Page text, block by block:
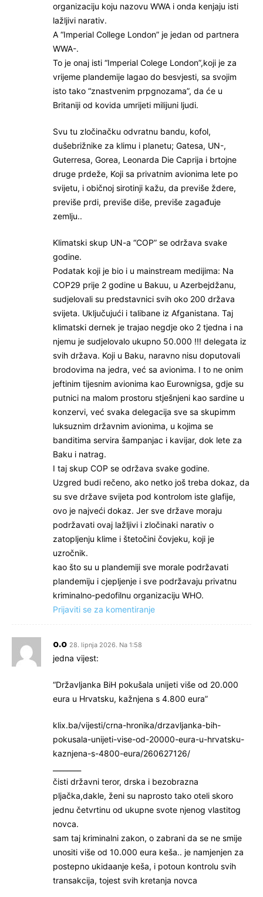
organizaciju koju nazovu WWA i onda kenjaju isti
lažljivi narativ.
A “Imperial College London” je jedan od partnera
WWA-.
To je onaj isti “Imperial Colege London”,koji je za
vrijeme plandemije lagao do besvjesti, sa svojim
isto tako “znastvenim prpgnozama”, da će u
Britaniji od kovida umrijeti milijuni ljudi.
Svu tu zločinačku odvratnu bandu, kofol,
dušebrižnike za klimu i planetu; Gatesa, UN-,
Guterresa, Gorea, Leonarda Die Caprija i brtojne
druge prdeže, Koji sa privatnim avionima lete po
svijetu, i običnoj sirotinji kažu, da previše ždere,
previše prdi, previše diše, previše zagađuje
zemlju..
Klimatski skup UN-a “COP” se održava svake
godine.
Podatak koji je bio i u mainstream medijima: Na
COP29 prije 2 godine u Bakuu, u Azerbejdžanu,
sudjelovali su predstavnici svih oko 200 država
svijeta. Uključujući i talibane iz Afganistana. Taj
klimatski dernek je trajao negdje oko 2 tjedna i na
njemu je sudjelovalo ukupno 50.000 !!! delegata iz
svih država. Koji u Baku, naravno nisu doputovali
brodovima na jedra, već sa avionima. I to ne onim
jeftinim tijesnim avionima kao Eurownigsa, gdje su
putnici na malom prostoru stješnjeni kao sardine u
konzervi, već svaka delegacija sve sa skupimm
luksuznim državnim avionima, u kojima se
banditima servira šampanjac i kavijar, dok lete za
Baku i natrag.
I taj skup COP se održava svake godine.
Uzgred budi rečeno, ako netko još treba dokaz, da
su sve države svijeta pod kontrolom iste glafije,
ovo je najveći dokaz. Jer sve države moraju
podržavati ovaj lažljivi i zločinaki narativ o
zatopljenju klime i štetočini čovjeku, koji je
uzročnik.
kao što su u plandemiji sve morale podržavati
plandemiju i cjepljenje i sve podržavaju privatnu
kriminalno-pedofilnu organizaciju WHO.
Prijaviti se za komentiranje
o.o 28. lipnja 2026. Na 1:58
jedna vijest:
“Državljanka BiH pokušala unijeti više od 20.000
eura u Hrvatsku, kažnjena s 4.800 eura”
klix.ba/vijesti/crna-hronika/drzavljanka-bih-
pokusala-unijeti-vise-od-20000-eura-u-hrvatsku-
kaznjena-s-4800-eura/260627126/
čisti državni teror, drska i bezobrazna
pljačka,dakle, ženi su naprosto tako oteli skoro
jednu četvrtinu od ukupne svote njenog vlastitog
novca.
sam taj kriminalni zakon, o zabrani da se ne smije
unositi više od 10.000 eura keša.. je namjenjen za
postepno ukidaanje keša, i potoun kontrolu svih
transakcija, tojest svih kretanja novca